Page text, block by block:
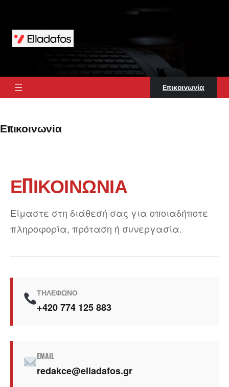
περιεχόμενο
Επικοινωνία
Επικοινωνία
ΕΠΙΚΟΙΝΩΝΊΑ
Είμαστε στη διάθεσή σας για οποιαδήποτε
πληροφορία, πρόταση ή συνεργασία.
ΤΗΛΈΦΩΝΟ
+420 774 125 883
EMAIL
redakce@elladafos.gr